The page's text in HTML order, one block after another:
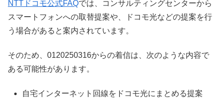
NTTドコモ公式FAQでは、コンサルティングセンターから
スマートフォンへの取替提案や、ドコモ光などの提案を行
う場合があると案内されています。
そのため、0120250316からの着信は、次のような内容で
ある可能性があります。
自宅インターネット回線をドコモ光にまとめる提案